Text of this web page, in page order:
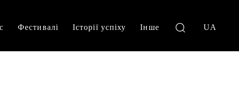
Фестивалі Історії успіху Інше UA